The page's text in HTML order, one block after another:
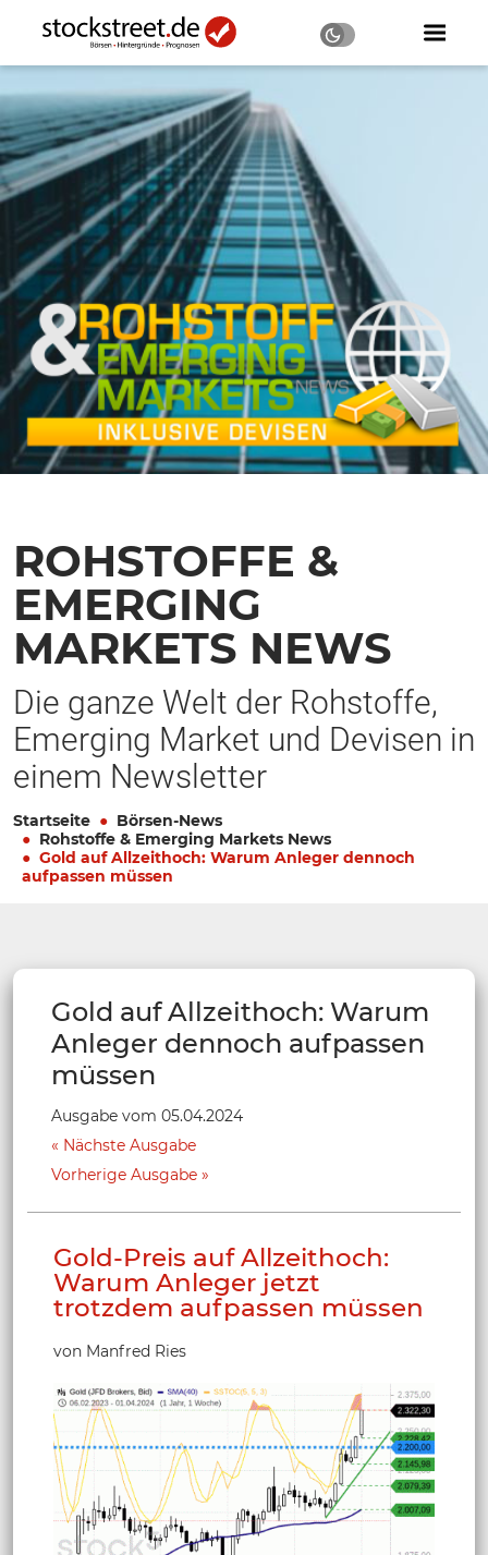
ROHSTOFFE &
EMERGING
MARKETS NEWS
Die ganze Welt der Rohstoffe,
Emerging Market und Devisen in
einem Newsletter
Startseite
Börsen-News
Rohstoffe & Emerging Markets News
Gold auf Allzeithoch: Warum Anleger dennoch
aufpassen müssen
Gold auf Allzeithoch: Warum
Anleger dennoch aufpassen
müssen
Ausgabe vom 05.04.2024
Nächste Ausgabe
Vorherige Ausgabe
Gold-Preis auf Allzeithoch:
Warum Anleger jetzt
trotzdem aufpassen müssen
von Manfred Ries